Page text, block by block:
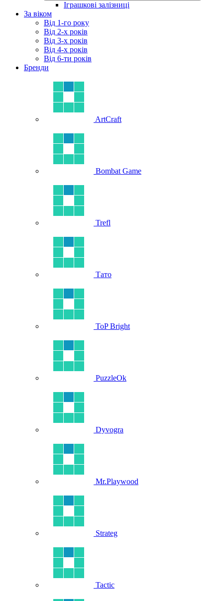
Іграшкові залізниці
За віком
Від 1-го року
Від 2-х років
Від 3-х років
Від 4-х років
Від 6-ти років
Бренди
ArtCraft
Bombat Game
Trefl
Тато
ToP Bright
PuzzleOk
Dyvogra
Mr.Playwood
Strateg
Tactic